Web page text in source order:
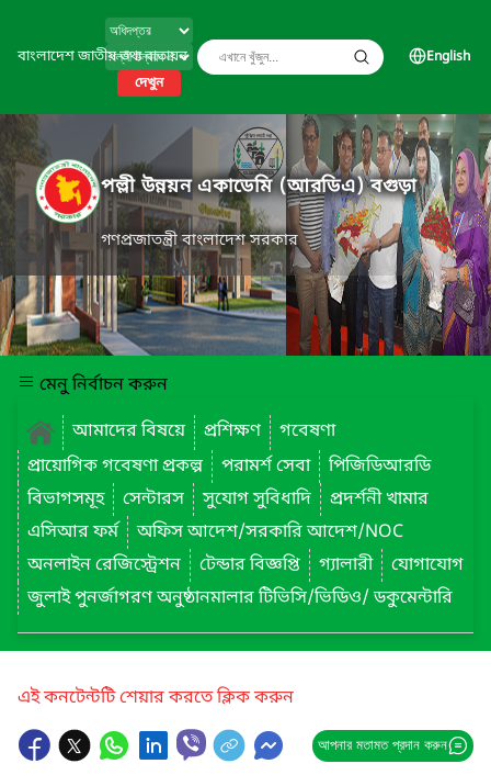
বাংলাদেশ জাতীয় তথ্য বাতায়ন
দেখুন
English
পল্লী উন্নয়ন একাডেমি (আরডিএ) বগুড়া
গণপ্রজাতন্ত্রী বাংলাদেশ সরকার
মেনু নির্বাচন করুন
আমাদের বিষয়ে
প্রশিক্ষণ
গবেষণা
প্রায়োগিক গবেষণা প্রকল্প
পরামর্শ সেবা
পিজিডিআরডি
বিভাগসমূহ
সেন্টারস সুযোগ সুবিধাদি
প্রদর্শনী খামার
এসিআর ফর্ম
অফিস আদেশ/সরকারি আদেশ/NOC
অনলাইন রেজিস্ট্রেশন
টেন্ডার বিজ্ঞপ্তি গ্যালারী
যোগাযোগ
জুলাই পুনর্জাগরণ অনুষ্ঠানমালার টিভিসি/ভিডিও/ ডকুমেন্টারি
এই কনটেন্টটি শেয়ার করতে ক্লিক করুন
আপনার মতামত প্রদান করুন